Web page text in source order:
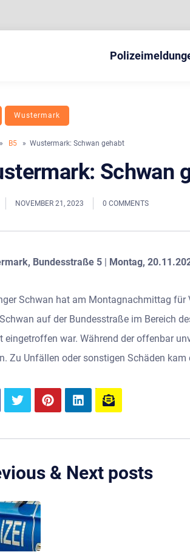
Wustermark
» B5 » Wustermark: Schwan gehabt
Schwan
NOVEMBER 21, 2023 0 COMMENTS
Bundesstraße 5 | Montag,
Schwan hat am Montagnachmittag für
auf der Bundesstraße im Bereich
eingetroffen war. Während der offenbar
Zu Unfällen oder sonstigen Schäden kam
& Next posts